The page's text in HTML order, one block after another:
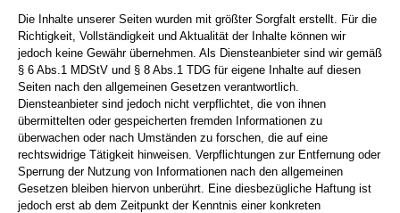
Die Inhalte unserer Seiten wurden mit größter Sorgfalt erstellt. Für die
Richtigkeit, Vollständigkeit und Aktualität der Inhalte können wir
jedoch keine Gewähr übernehmen. Als Diensteanbieter sind wir gemäß
§ 6 Abs.1 MDStV und § 8 Abs.1 TDG für eigene Inhalte auf diesen
Seiten nach den allgemeinen Gesetzen verantwortlich.
Diensteanbieter sind jedoch nicht verpflichtet, die von ihnen
übermittelten oder gespeicherten fremden Informationen zu
überwachen oder nach Umständen zu forschen, die auf eine
rechtswidrige Tätigkeit hinweisen. Verpflichtungen zur Entfernung oder
Sperrung der Nutzung von Informationen nach den allgemeinen
Gesetzen bleiben hiervon unberührt. Eine diesbezügliche Haftung ist
jedoch erst ab dem Zeitpunkt der Kenntnis einer konkreten